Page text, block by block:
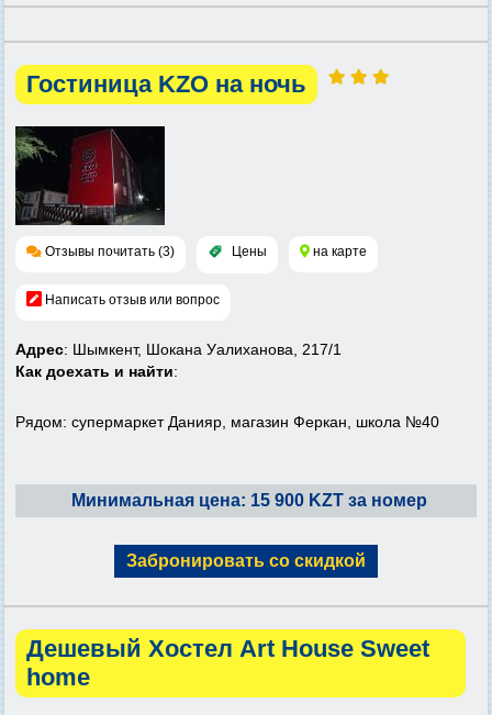
Гостиница KZO на ночь
Отзывы почитать (3) Цены на карте
Написать отзыв или вопрос
Адрес: Шымкент, Шокана Уалиханова, 217/1
Как доехать и найти:
Рядом: супермаркет Данияр, магазин Феркан, школа №40
Минимальная цена: 15 900 KZT за номер
Забронировать со скидкой
Дешевый Хостел Art House Sweet
home